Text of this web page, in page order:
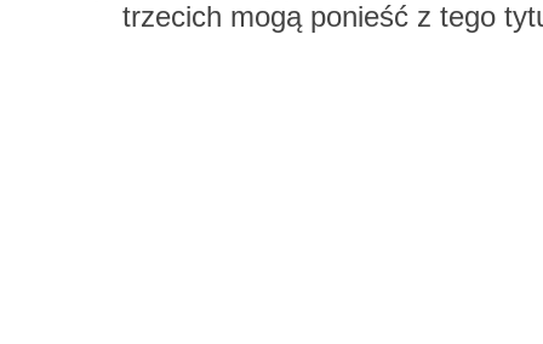
trzecich mogą ponieść z tego